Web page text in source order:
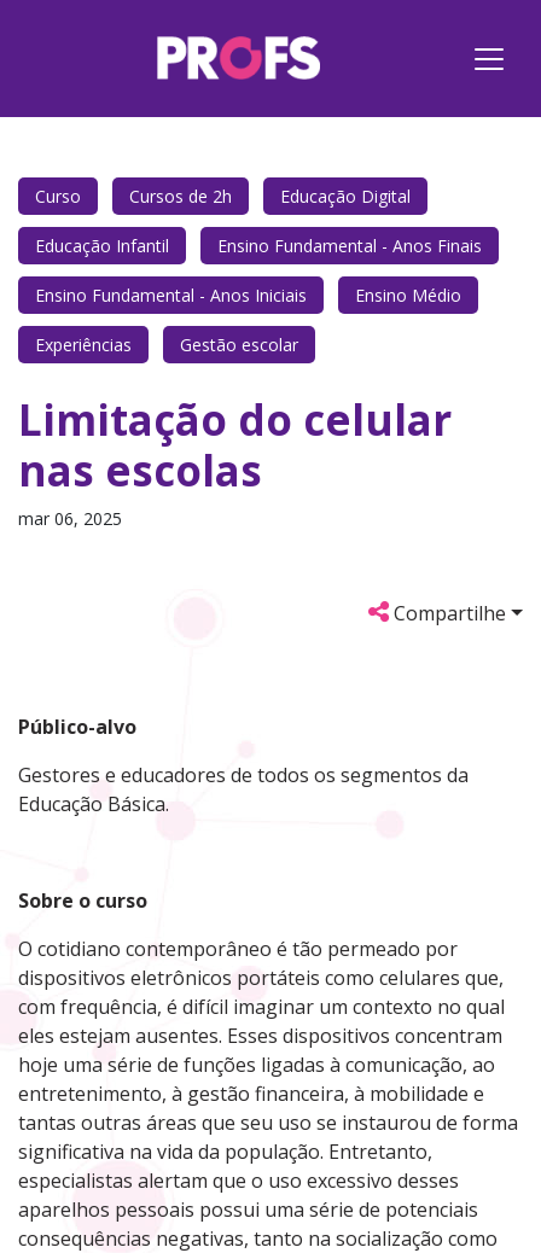
Curso Cursos de 2h Educação Digital
Educação Infantil Ensino Fundamental - Anos Finais
Ensino Fundamental - Anos Iniciais Ensino Médio
Experiências Gestão escolar
Limitação do celular
nas escolas
mar 06, 2025
Compartilhe
Público-alvo
Gestores e educadores de todos os segmentos da
Educação Básica.
Sobre o curso
O cotidiano contemporâneo é tão permeado por
dispositivos eletrônicos portáteis como celulares que,
com frequência, é difícil imaginar um contexto no qual
eles estejam ausentes. Esses dispositivos concentram
hoje uma série de funções ligadas à comunicação, ao
entretenimento, à gestão financeira, à mobilidade e
tantas outras áreas que seu uso se instaurou de forma
significativa na vida da população. Entretanto,
especialistas alertam que o uso excessivo desses
aparelhos pessoais possui uma série de potenciais
consequências negativas, tanto na socialização como